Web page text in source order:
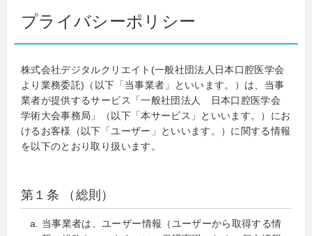
プライバシーポリシー
株式会社デジタルクリエイト(一般社団法人日本口腔医学会
より業務委託)（以下「当事業者」といいます。）は、当事
業者が提供するサービス「一般社団法人 日本口腔医学会
学術大会事務局」（以下「本サービス」といいます。）にお
けるお客様（以下「ユーザー」といいます。）に関する情報
を以下のとおり取り扱います。
第１条 （総則）
当事業者は、ユーザー情報（ユーザーから取得する情